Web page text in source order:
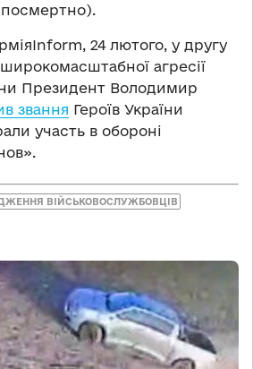
24 лютого, у другу
агресії
Президент Володимир
звання Героїв України
участь в обороні
ВІЙСЬКОВОСЛУЖБОВЦІВ